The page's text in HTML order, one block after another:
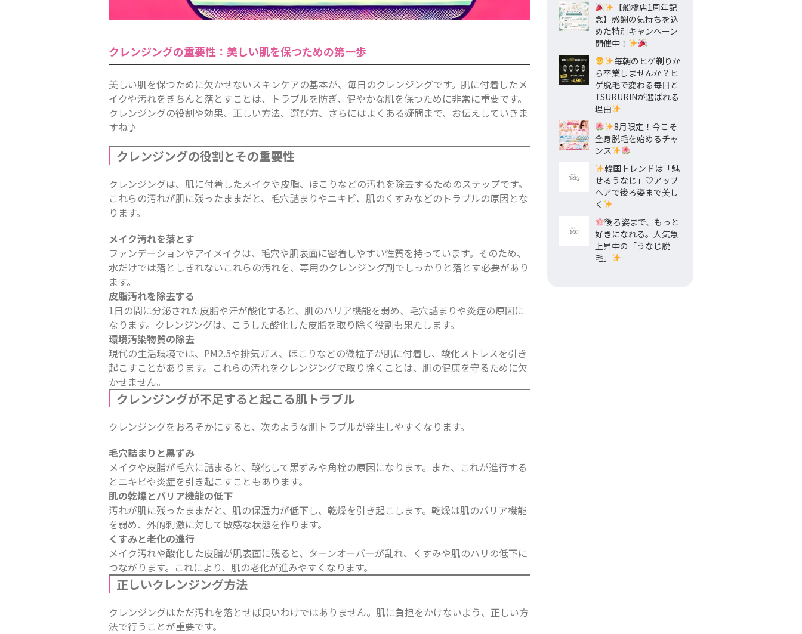
クレンジングの重要性：美しい肌を保つための第一歩
美しい肌を保つために欠かせないスキンケアの基本が、毎日のクレンジングです。肌に付着したメ
イクや汚れをきちんと落とすことは、トラブルを防ぎ、健やかな肌を保つために非常に重要です。
クレンジングの役割や効果、正しい方法、選び方、さらにはよくある疑問まで、お伝えしていきま
すね♪
クレンジングの役割とその重要性
クレンジングは、肌に付着したメイクや皮脂、ほこりなどの汚れを除去するためのステップです。
これらの汚れが肌に残ったままだと、毛穴詰まりやニキビ、肌のくすみなどのトラブルの原因とな
ります。
メイク汚れを落とす
ファンデーションやアイメイクは、毛穴や肌表面に密着しやすい性質を持っています。そのため、
水だけでは落としきれないこれらの汚れを、専用のクレンジング剤でしっかりと落とす必要があり
ます。
皮脂汚れを除去する
1日の間に分泌された皮脂や汗が酸化すると、肌のバリア機能を弱め、毛穴詰まりや炎症の原因に
なります。クレンジングは、こうした酸化した皮脂を取り除く役割も果たします。
環境汚染物質の除去
現代の生活環境では、PM2.5や排気ガス、ほこりなどの微粒子が肌に付着し、酸化ストレスを引き
起こすことがあります。これらの汚れをクレンジングで取り除くことは、肌の健康を守るために欠
かせません。
クレンジングが不足すると起こる肌トラブル
クレンジングをおろそかにすると、次のような肌トラブルが発生しやすくなります。
毛穴詰まりと黒ずみ
メイクや皮脂が毛穴に詰まると、酸化して黒ずみや角栓の原因になります。また、これが進行する
とニキビや炎症を引き起こすこともあります。
肌の乾燥とバリア機能の低下
汚れが肌に残ったままだと、肌の保湿力が低下し、乾燥を引き起こします。乾燥は肌のバリア機能
を弱め、外的刺激に対して敏感な状態を作ります。
くすみと老化の進行
メイク汚れや酸化した皮脂が肌表面に残ると、ターンオーバーが乱れ、くすみや肌のハリの低下に
つながります。これにより、肌の老化が進みやすくなります。
正しいクレンジング方法
クレンジングはただ汚れを落とせば良いわけではありません。肌に負担をかけないよう、正しい方
法で行うことが重要です。
【船橋店1周年記
念】感謝の気持ちを込
めた特別キャンペーン
開催中！
毎朝のヒゲ剃りか
ら卒業しませんか？ヒ
ゲ脱毛で変わる毎日と
TSURURINが選ばれる
理由
8月限定！今こそ
全身脱毛を始めるチャ
ンス
韓国トレンドは「魅
せるうなじ」♡アップ
ヘアで後ろ姿まで美し
く
後ろ姿まで、もっと
好きになれる。人気急
上昇中の「うなじ脱
毛」